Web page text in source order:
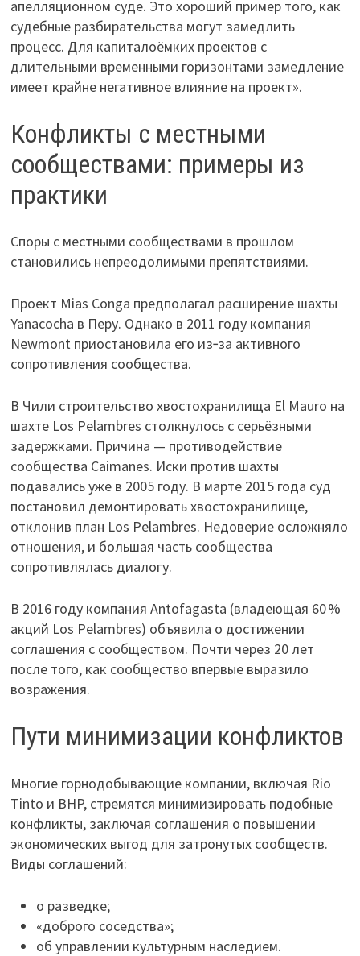
апелляционном суде. Это хороший пример того, как
судебные разбирательства могут замедлить
процесс. Для капиталоёмких проектов с
длительными временными горизонтами замедление
имеет крайне негативное влияние на проект».
Конфликты с местными
сообществами: примеры из
практики
Споры с местными сообществами в прошлом
становились непреодолимыми препятствиями.
Проект Mias Conga предполагал расширение шахты
Yanacocha в Перу. Однако в 2011 году компания
Newmont приостановила его из‑за активного
сопротивления сообщества.
В Чили строительство хвостохранилища El Mauro на
шахте Los Pelambres столкнулось с серьёзными
задержками. Причина — противодействие
сообщества Caimanes. Иски против шахты
подавались уже в 2005 году. В марте 2015 года суд
постановил демонтировать хвостохранилище,
отклонив план Los Pelambres. Недоверие осложняло
отношения, и большая часть сообщества
сопротивлялась диалогу.
В 2016 году компания Antofagasta (владеющая 60 %
акций Los Pelambres) объявила о достижении
соглашения с сообществом. Почти через 20 лет
после того, как сообщество впервые выразило
возражения.
Пути минимизации конфликтов
Многие горнодобывающие компании, включая Rio
Tinto и BHP, стремятся минимизировать подобные
конфликты, заключая соглашения о повышении
экономических выгод для затронутых сообществ.
Виды соглашений:
о разведке;
«доброго соседства»;
об управлении культурным наследием.